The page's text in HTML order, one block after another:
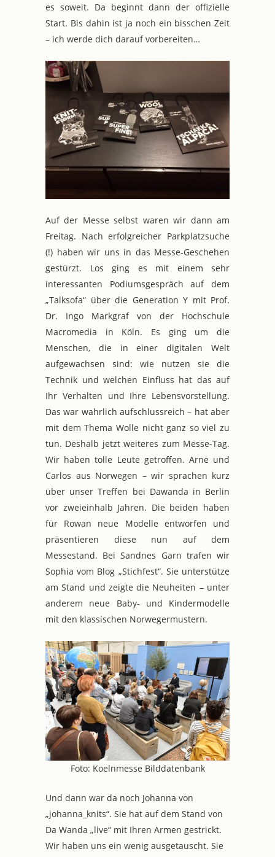
es soweit. Da beginnt dann der offizielle
Start. Bis dahin ist ja noch ein bisschen Zeit
– ich werde dich darauf vorbereiten…
Auf der Messe selbst waren wir dann am
Freitag. Nach erfolgreicher Parkplatzsuche
(!) haben wir uns in das Messe-Geschehen
gestürzt. Los ging es mit einem sehr
interessanten Podiumsgespräch auf dem
„Talksofa“ über die Generation Y mit Prof.
Dr. Ingo Markgraf von der Hochschule
Macromedia in Köln. Es ging um die
Menschen, die in einer digitalen Welt
aufgewachsen sind: wie nutzen sie die
Technik und welchen Einfluss hat das auf
Ihr Verhalten und Ihre Lebensvorstellung.
Das war wahrlich aufschlussreich – hat aber
mit dem Thema Wolle nicht ganz so viel zu
tun. Deshalb jetzt weiteres zum Messe-Tag.
Wir haben tolle Leute getroffen. Arne und
Carlos aus Norwegen – wir sprachen kurz
über unser Treffen bei Dawanda in Berlin
vor zweieinhalb Jahren. Die beiden haben
für Rowan neue Modelle entworfen und
präsentieren diese nun auf dem
Messestand. Bei Sandnes Garn trafen wir
Sophia vom Blog „Stichfest“. Sie unterstütze
am Stand und zeigte die Neuheiten – unter
anderem neue Baby- und Kindermodelle
mit den klassischen Norwegermustern.
Foto: Koelnmesse Bilddatenbank
Und dann war da noch Johanna von
„johanna_knits“. Sie hat auf dem Stand von
Da Wanda „live“ mit Ihren Armen gestrickt.
Wir haben uns ein wenig ausgetauscht. Sie